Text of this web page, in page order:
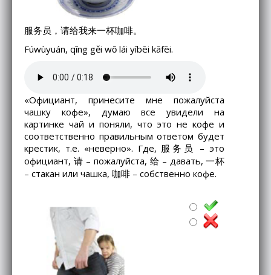
服务员，请给我来一杯咖啡。
Fúwùyuán, qǐng gěi wǒ lái yībēi kāfēi.
«Официант, принесите мне пожалуйста
чашку кофе», думаю все увидели на
картинке чай и поняли, что это не кофе и
соответственно правильным ответом будет
крестик, т.е. «неверно». Где, 服务员 – это
официант, 请 – пожалуйста, 给 – давать, 一杯
– стакан или чашка, 咖啡 – собственно кофе.